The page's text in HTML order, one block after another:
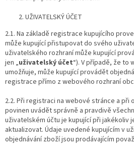
UŽIVATELSKÝ ÚČET
2.1. Na základě registrace kupujícího
může kupující přistupovat do svého
uživatelského rozhraní může kupující
jen „uživatelský účet“). V případě, že to
umožňuje, může kupující provádět
registrace přímo z webového rozhraní
2.2. Při registraci na webové stránce a při
povinen uvádět správně a pravdivě
uživatelském účtu je kupující při jakékoliv
aktualizovat. Údaje uvedené kupujícím v
objednávání zboží jsou prodávajícím